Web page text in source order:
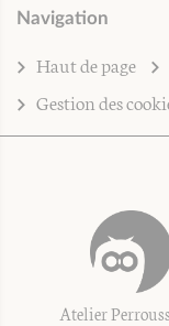
Navigation
Haut de page
Gestion des
Atelier